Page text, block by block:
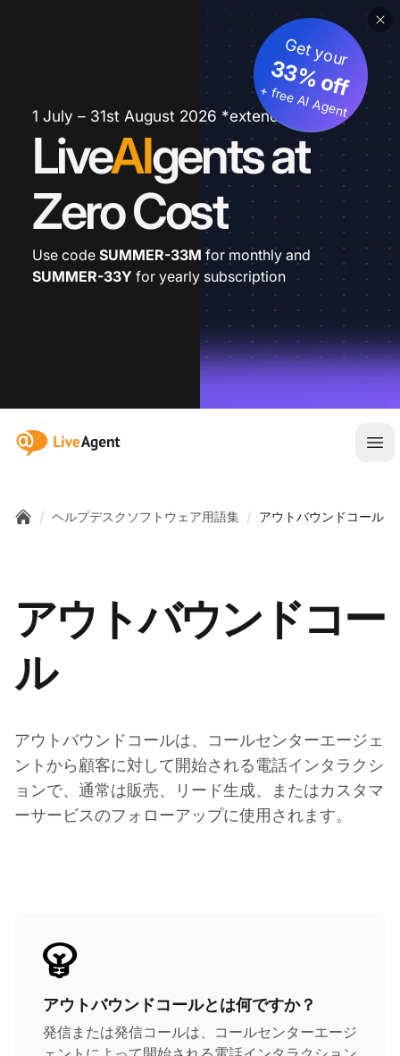
1 July – 31st August 2026 *extended
LiveAIgents at
Zero Cost
Get your
33% off
+ free AI Agent
Use code SUMMER-33M for monthly and
SUMMER-33Y for yearly subscription
:site.title
メ
/ ヘルプデスクソフトウェア用語集 / アウトバウンドコール
アウトバウンドコー
ル
アウトバウンドコールは、コールセンターエージェ
ントから顧客に対して開始される電話インタラクシ
ョンで、通常は販売、リード生成、またはカスタマ
ーサービスのフォローアップに使用されます。
アウトバウンドコールとは何ですか？
発信または発信コールは、コールセンターエージ